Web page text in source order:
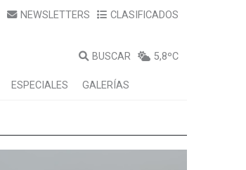
NEWSLETTERS CLASIFICADOS
BUSCAR 5,8ºC
ESPECIALES GALERÍAS